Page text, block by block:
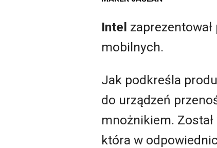
Intel
mobilnych.
Jak podkreśla
do urządzeń
mnożnikiem.
która w